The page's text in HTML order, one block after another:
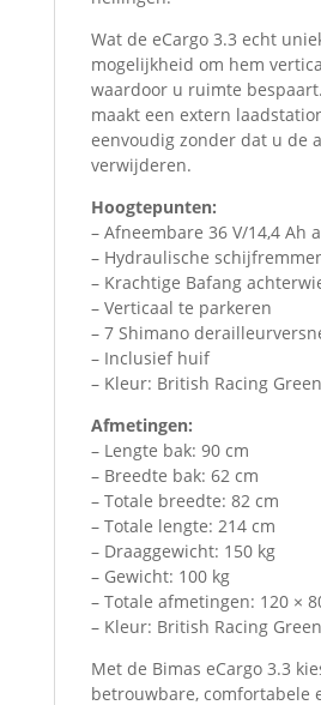
Wat de eCargo 3.3 echt
mogelijkheid om hem
waardoor u ruimte
maakt een extern
eenvoudig zonder dat u de
verwijderen.
Hoogtepunten:
– Afneembare 36 V/14,4 Ah
– Hydraulische
– Krachtige Bafang
– Verticaal te parkeren
– 7 Shimano
– Inclusief huif
– Kleur: British Racing Green
Afmetingen:
– Lengte bak: 90 cm
– Breedte bak: 62 cm
– Totale breedte: 82 cm
– Totale lengte: 214 cm
– Draaggewicht: 150 kg
– Gewicht: 100 kg
– Totale afmetingen: 120 ×
– Kleur: British Racing Green
Met de Bimas eCargo 3.3
betrouwbare, comfortabele